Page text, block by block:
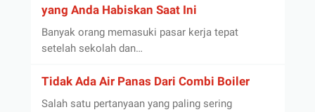
yang Anda Habiskan Saat Ini
Banyak orang memasuki pasar kerja tepat
setelah sekolah dan…
Tidak Ada Air Panas Dari Combi Boiler
Salah satu pertanyaan yang paling sering